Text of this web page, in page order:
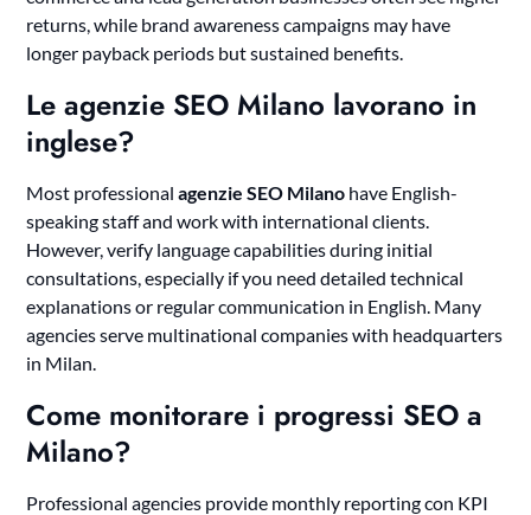
returns, while brand awareness campaigns may have
longer payback periods but sustained benefits.
Le agenzie SEO Milano lavorano in
inglese?
Most professionalagenzie SEO Milano have English-
speaking staff and work with international clients.
However, verify language capabilities during initial
consultations, especially if you need detailed technical
explanations or regular communication in English. Many
agencies serve multinational companies with headquarters
in Milan.
Come monitorare i progressi SEO a
Milano?
Professional agencies provide monthly reporting con KPI